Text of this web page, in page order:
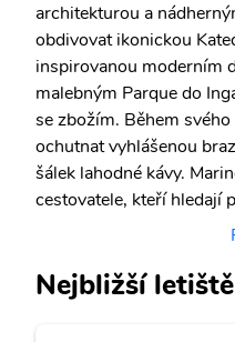
architekturou a
obdivovat ikonickou
inspirovanou moderním
malebným Parque do
se zbožím. Během
ochutnat vyhlášenou
šálek lahodné kávy.
cestovatele, kteří hledají
Nejbližší letiště